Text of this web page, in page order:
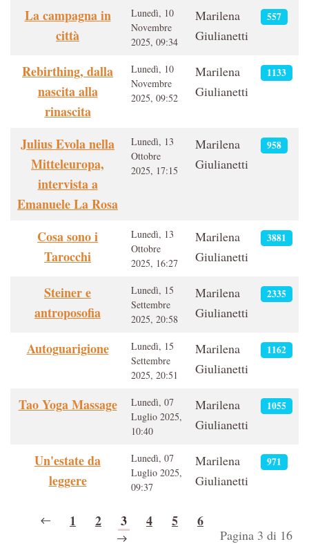
Articoli
La campagna in
città
Lunedì, 10
Novembre
2025, 09:34
Marilena
Giulianetti
557
Rebirthing, dalla
nascita alla
rinascita
Lunedì, 10
Novembre
2025, 09:52
Marilena
Giulianetti
1133
Julius Evola nella
Mitteleuropa,
intervista a
Emanuele La Rosa
Lunedì, 13
Ottobre
2025, 17:15
Marilena
Giulianetti
958
Cosa sono i
Tarocchi
Lunedì, 13
Ottobre
2025, 16:27
Marilena
Giulianetti
3881
Steiner e
antroposofia
Lunedì, 15
Settembre
2025, 20:58
Marilena
Giulianetti
2335
Autoguarigione
Lunedì, 15
Settembre
2025, 20:51
Marilena
Giulianetti
1162
Tao Yoga Massage
Lunedì, 07
Luglio 2025,
10:40
Marilena
Giulianetti
1055
Un'estate da
leggere
Lunedì, 07
Luglio 2025,
09:37
Marilena
Giulianetti
971
Pagina 3 di 16
1 2 3 4 5 6